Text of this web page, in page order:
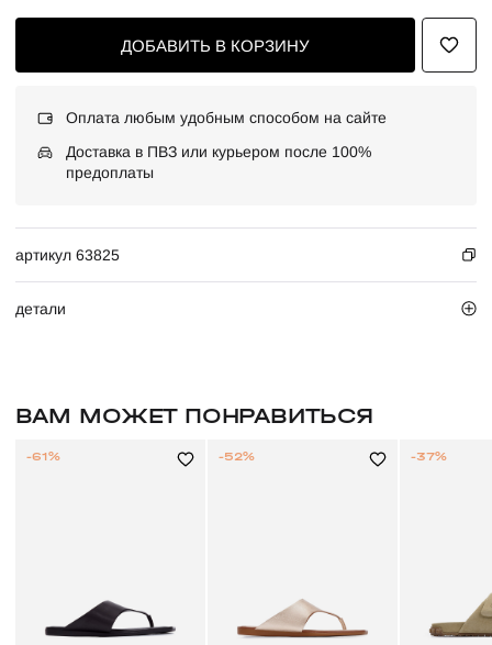
ДОБАВИТЬ В КОРЗИНУ
Оплата любым удобным способом на сайте
Доставка в ПВЗ или курьером после 100%
предоплаты
артикул 63825
детали
ВАМ МОЖЕТ ПОНРАВИТЬСЯ
-61% -52% -37%